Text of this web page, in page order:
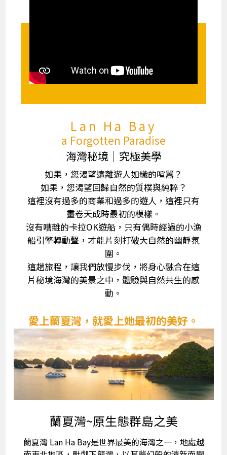
Lan Ha Bay
a Forgotten Paradise
海灣秘境│究極美學
如果，您渴望遠離遊人如織的喧囂？
如果，您渴望回歸自然的質樸與純粹？
這裡沒有過多的商業和過多的遊人，這裡只有
畫卷天成時最初的模樣。
沒有嘈雜的卡拉OK遊船，只有偶時經過的小漁
船引擎轉動聲，才能片刻打破大自然的幽靜氛
圍。
這趟旅程，讓我們放慢步伐，將身心融合在這
片秘境海灣的美景之中，體驗與自然共生的感
動。
愛上蘭夏灣，就愛上她最初的美好。
蘭夏灣~原生態群島之美
蘭夏灣 Lan Ha Bay是世界最美的海灣之一，地處越